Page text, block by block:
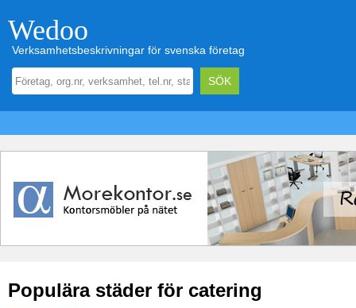
Wedoo
Verksamhetsbeskrivningar för svenska företag
Populära städer för catering